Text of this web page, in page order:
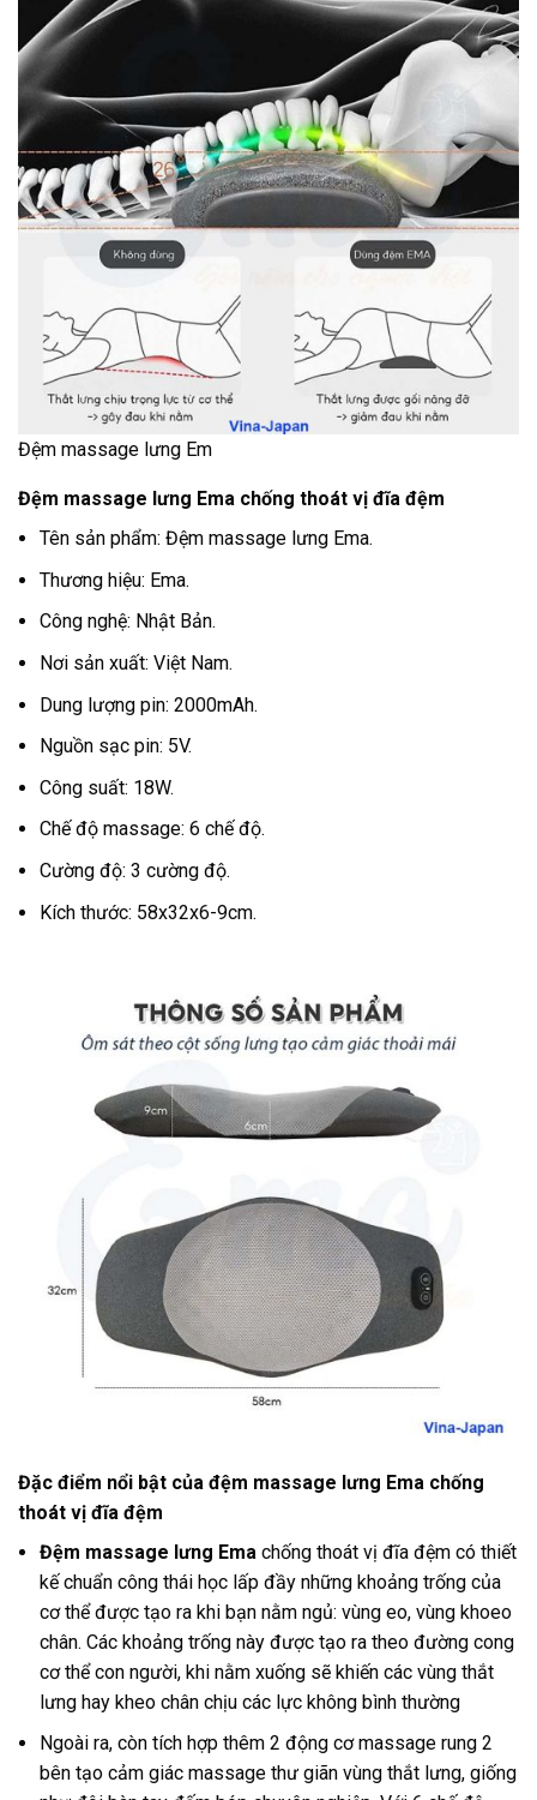
Đệm massage lưng Em
Đệm massage lưng Ema chống thoát vị đĩa đệm
Tên sản phẩm: Đệm massage lưng Ema.
Thương hiệu: Ema.
Công nghệ: Nhật Bản.
Nơi sản xuất: Việt Nam.
Dung lượng pin: 2000mAh.
Nguồn sạc pin: 5V.
Công suất: 18W.
Chế độ massage: 6 chế độ.
Cường độ: 3 cường độ.
Kích thước: 58x32x6-9cm.
Đặc điểm nổi bật của đệm massage lưng Ema chống
thoát vị đĩa đệm
Đệm massage lưng Ema chống thoát vị đĩa đệm có thiết
kế chuẩn công thái học lấp đầy những khoảng trống của
cơ thể được tạo ra khi bạn nằm ngủ: vùng eo, vùng khoeo
chân. Các khoảng trống này được tạo ra theo đường cong
cơ thể con người, khi nằm xuống sẽ khiến các vùng thắt
lưng hay kheo chân chịu các lực không bình thường
Ngoài ra, còn tích hợp thêm 2 động cơ massage rung 2
bên tạo cảm giác massage thư giãn vùng thắt lưng, giống